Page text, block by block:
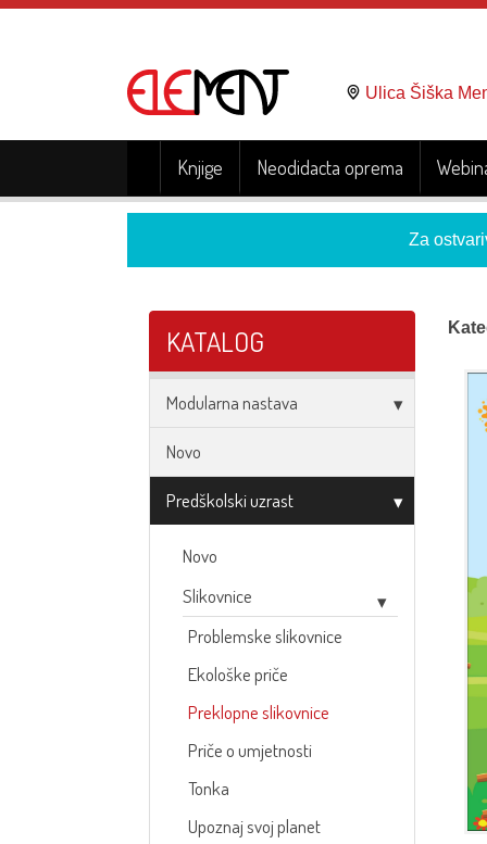
Ulica Šiška
Knjige Neodidacta oprema
Za
KATALOG
Modularna nastava
Novo
Predškolski uzrast
Novo
Slikovnice
Problemske slikovnice
Ekološke priče
Preklopne slikovnice
Priče o umjetnosti
Tonka
Upoznaj svoj planet